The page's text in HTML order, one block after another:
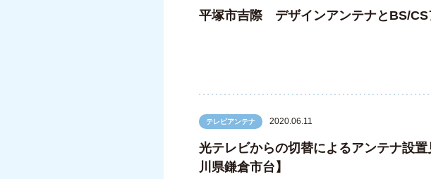
平塚市吉際 デザインアンテナとBS/CS
テレビアンテナ 2020.06.11
光テレビからの切替によるアンテナ設
川県鎌倉市台】